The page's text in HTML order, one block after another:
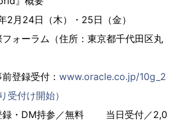
月24日（木）・25日（金）
ォーラム（住所：東京都千代田区丸
登録受付： www.oracle.co.jp/10g_2
付け開始）
録・DM持参／無料 当日受付／2,0